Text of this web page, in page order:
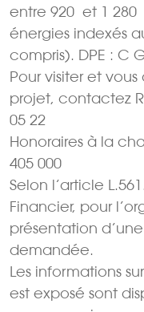
entre 920  et 1
énergies indexés
compris). DPE : C
Pour visiter et
projet, contactez
05 22
Honoraires à la
405 000 
Selon l’article
Financier, pour
présentation
demandée.
Les informations
est exposé sont